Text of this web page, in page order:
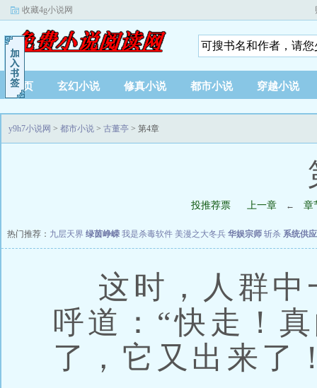
收藏4g小说网
首页 玄幻小说 修真小说 都市小说 穿越小说
y9h7小说网 > 都市小说 > 古董亭 > 第4章
投推荐票 上一章 ← 章
热门推荐： 九层天界 绿茵峥嵘 我是杀毒软件 美漫之大冬兵 华娱宗师 斩杀 系统供
这时，人群中
呼道：“快走！
了，它又出来了